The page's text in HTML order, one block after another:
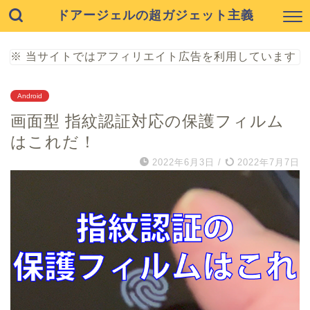
ドアージェルの超ガジェット主義
※ 当サイトではアフィリエイト広告を利用しています
Android
画面型 指紋認証対応の保護フィルム
はこれだ！
2022年6月3日 / 2022年7月7日